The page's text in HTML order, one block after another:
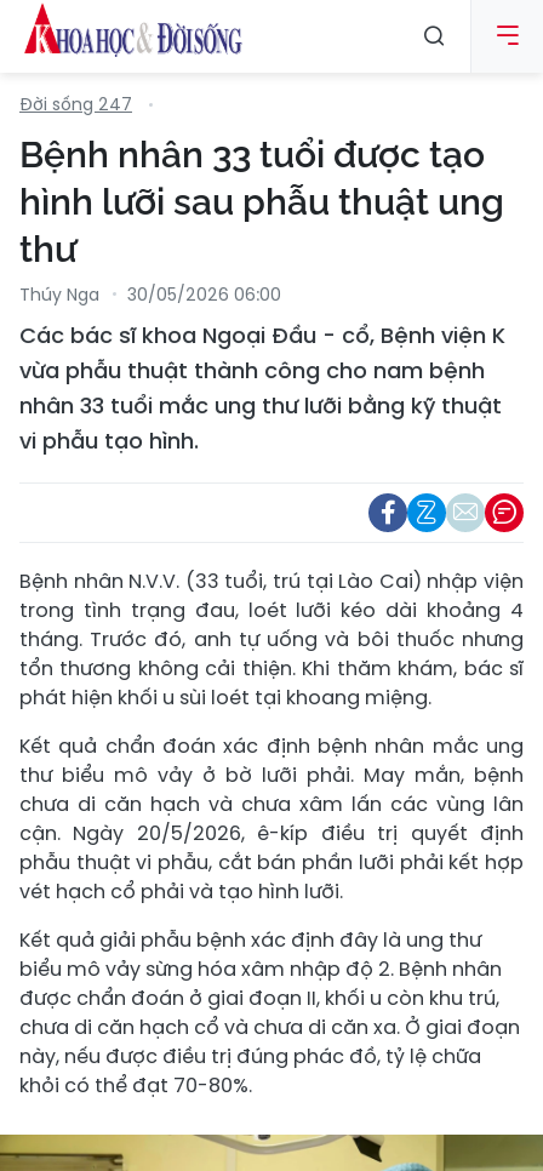
Đời sống 247
Bệnh nhân 33 tuổi được tạo
hình lưỡi sau phẫu thuật ung
thư
Thúy Nga 30/05/2026 06:00
Các bác sĩ khoa Ngoại Đầu - cổ, Bệnh viện K
vừa phẫu thuật thành công cho nam bệnh
nhân 33 tuổi mắc ung thư lưỡi bằng kỹ thuật
vi phẫu tạo hình.
Bệnh nhân N.V.V. (33 tuổi, trú tại Lào Cai) nhập viện
trong tình trạng đau, loét lưỡi kéo dài khoảng 4
tháng. Trước đó, anh tự uống và bôi thuốc nhưng
tổn thương không cải thiện. Khi thăm khám, bác sĩ
phát hiện khối u sùi loét tại khoang miệng.
Kết quả chẩn đoán xác định bệnh nhân mắc ung
thư biểu mô vảy ở bờ lưỡi phải. May mắn, bệnh
chưa di căn hạch và chưa xâm lấn các vùng lân
cận. Ngày 20/5/2026, ê-kíp điều trị quyết định
phẫu thuật vi phẫu, cắt bán phần lưỡi phải kết hợp
vét hạch cổ phải và tạo hình lưỡi.
Kết quả giải phẫu bệnh xác định đây là ung thư
biểu mô vảy sừng hóa xâm nhập độ 2. Bệnh nhân
được chẩn đoán ở giai đoạn II, khối u còn khu trú,
chưa di căn hạch cổ và chưa di căn xa. Ở giai đoạn
này, nếu được điều trị đúng phác đồ, tỷ lệ chữa
khỏi có thể đạt 70-80%.